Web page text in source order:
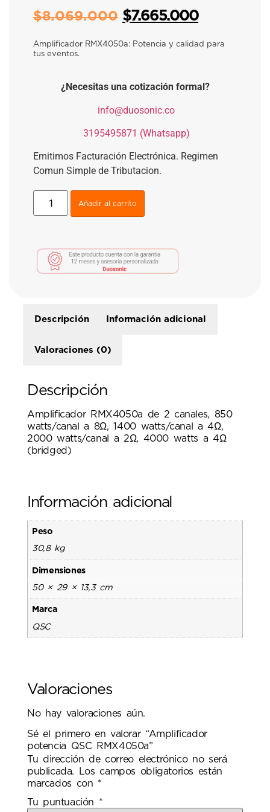
$8.069.000 $7.665.000
Amplificador RMX4050a: Potencia y calidad para
tus eventos.
¿Necesitas una cotización formal?
info@duosonic.co
3195495871 (Whatsapp)
Emitimos Facturación Electrónica. Regimen
Comun Simple de Tributacion.
Añadir al carrito
Descripción Información adicional
Valoraciones (0)
Descripción
Amplificador RMX4050a de 2 canales, 850
watts/canal a 8Ω, 1400 watts/canal a 4Ω,
2000 watts/canal a 2Ω, 4000 watts a 4Ω
(bridged)
Información adicional
Peso
30,8 kg
Dimensiones
50 × 29 × 13,3 cm
Marca
QSC
Valoraciones
No hay valoraciones aún.
Sé el primero en valorar “Amplificador
potencia QSC RMX4050a”
Tu dirección de correo electrónico no será
publicada.
Los campos obligatorios están
marcados con *
Tu puntuación *